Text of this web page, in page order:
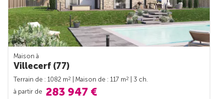
Maison à
Villecerf (77)
Terrain de : 1082 m2 | Maison de : 117 m2
| 3 ch.
à partir de 283 947 €